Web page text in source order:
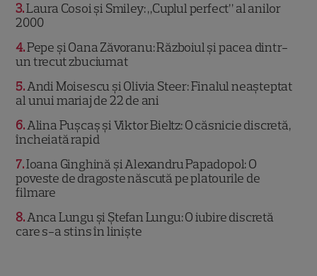
3 Laura Cosoi și Smiley: „Cuplul perfect” al anilor
2000
4 Pepe și Oana Zăvoranu: Războiul și pacea dintr-
un trecut zbuciumat
5 Andi Moisescu și Olivia Steer: Finalul neașteptat
al unui mariaj de 22 de ani
6 Alina Pușcaș și Viktor Bieltz: O căsnicie discretă,
încheiată rapid
7 Ioana Ginghină și Alexandru Papadopol: O
poveste de dragoste născută pe platourile de
filmare
8 Anca Lungu și Ștefan Lungu: O iubire discretă
care s-a stins în liniște